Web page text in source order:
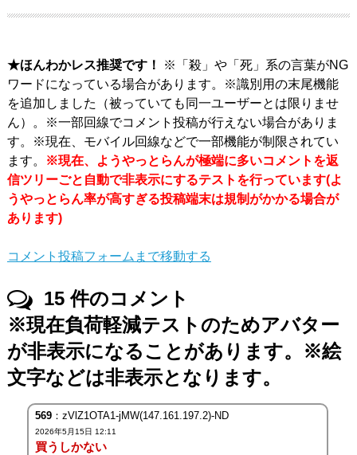
★ほんわかレス推奨です！
※「殺」や「死」系の言葉がNG
ワードになっている場合があります。※識別用の末尾機能
を追加しました（被っていても同一ユーザーとは限りませ
ん）。※一部回線でコメント投稿が行えない場合がありま
す。※現在、モバイル回線などで一部機能が制限されてい
ます。
※現在、ようやっとらんが極端に多いコメントを返
信ツリーごと自動で非表示にするテストを行っています(よ
うやっとらん率が高すぎる投稿端末は規制がかかる場合が
あります)
コメント投稿フォームまで移動する
15件のコメント
※現在負荷軽減テストのためアバター
が非表示になることがあります。※絵
文字などは非表示となります。
569：zVlZ1OTA1-jMW(147.161.197.2)-ND
2026年5月15日 12:11
買うしかない